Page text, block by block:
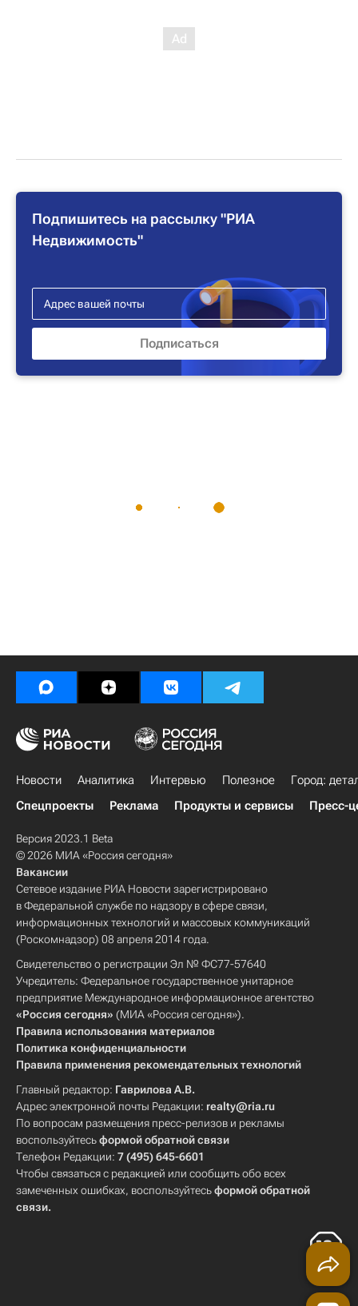
Подпишитесь на рассылку "РИА
Недвижимость"
Новости Аналитика Интервью Полезное
Город:
Спецпроекты
Реклама Продукты и сервисы Пресс-
Версия 2023.1 Beta
© 2026 МИА «Россия сегодня»
Вакансии
Сетевое издание РИА Новости зарегистрировано
в Федеральной службе по надзору в сфере связи,
информационных технологий и массовых коммуникаций
(Роскомнадзор) 08 апреля 2014 года.
Свидетельство о регистрации Эл № ФС77-57640
Учредитель: Федеральное государственное унитарное
предприятие Международное информационное агентство
«Россия сегодня» (МИА «Россия сегодня»).
Правила использования материалов
Политика конфиденциальности
Правила применения рекомендательных технологий
Главный редактор: Гаврилова А.В.
Адрес электронной почты Редакции: realty@ria.ru
По вопросам размещения пресс-релизов и рекламы
воспользуйтесьформой обратной связи
Телефон Редакции: 7 (495) 645-6601
Чтобы связаться с редакцией или сообщить обо всех
замеченных ошибках, воспользуйтесьформой обратной
связи.